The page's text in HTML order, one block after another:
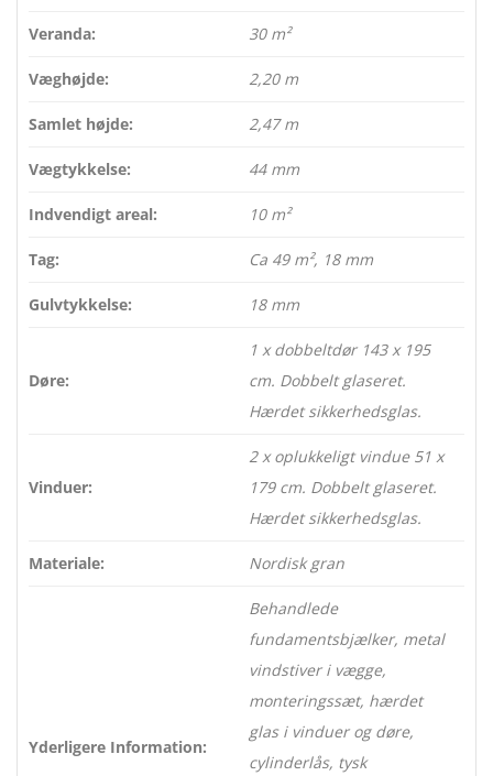
Veranda: 30 m²
Væghøjde: 2,20 m
Samlet højde: 2,47 m
Vægtykkelse: 44 mm
Indvendigt areal: 10 m²
Tag: Ca 49 m², 18 mm
Gulvtykkelse: 18 mm
Døre:
1 x dobbeltdør 143 x 195
cm. Dobbelt glaseret.
Hærdet sikkerhedsglas.
Vinduer:
2 x oplukkeligt vindue 51 x
179 cm. Dobbelt glaseret.
Hærdet sikkerhedsglas.
Materiale: Nordisk gran
Yderligere Information:
Behandlede
fundamentsbjælker, metal
vindstiver i vægge,
monteringssæt, hærdet
glas i vinduer og døre,
cylinderlås, tysk